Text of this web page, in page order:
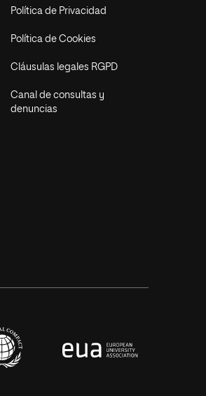
Política de Privacidad
Política de Cookies
Cláusulas legales RGPD
Canal de consultas y
denuncias